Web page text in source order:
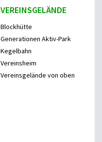
VEREINSGELÄNDE
Blockhütte
Generationen Aktiv-Park
Kegelbahn
Vereinsheim
Vereinsgelände von oben